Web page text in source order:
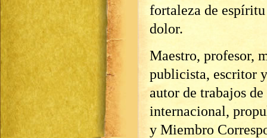
fortaleza de
dolor.
Maestro, profesor,
publicista, escritor
autor de trabajos
internacional,
y Miembro